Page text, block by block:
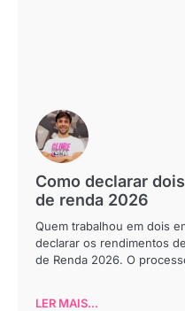
Como declarar
de renda 2026
Quem trabalhou em dois
declarar os rendimentos
de Renda 2026. O
LER MAIS...